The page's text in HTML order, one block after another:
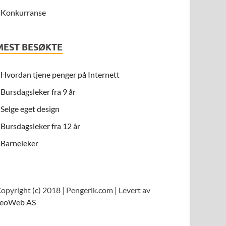
Konkurranse
BESØKTE
Hvordan tjene penger på Internett
Bursdagsleker fra 9 år
Selge eget design
Bursdagsleker fra 12 år
Barneleker
(c) 2018 | Pengerik.com | Levert av
AS